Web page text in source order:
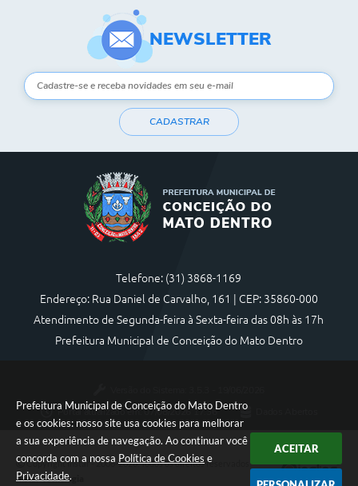
Prefeitura Municipal de Conceição do Mato Dentro
e os cookies: nosso site usa cookies para melhorar
a sua experiência de navegação. Ao continuar você
concorda com a nossa Política de Cookies e
Privacidade.
ACEITAR
NEWSLETTER
CADASTRAR
Telefone: (31) 3868-1169
Endereço: Rua Daniel de Carvalho, 161 | CEP: 35860-000
Atendimento de Segunda-feira à Sexta-feira das 08h às 17h
Prefeitura Municipal de Conceição do Mato Dentro
Portal atualizado em:07/08/2026 17:36
Copyright Instar - 2006-2026. Todos os direitos reservados -
Instar Tecnologia